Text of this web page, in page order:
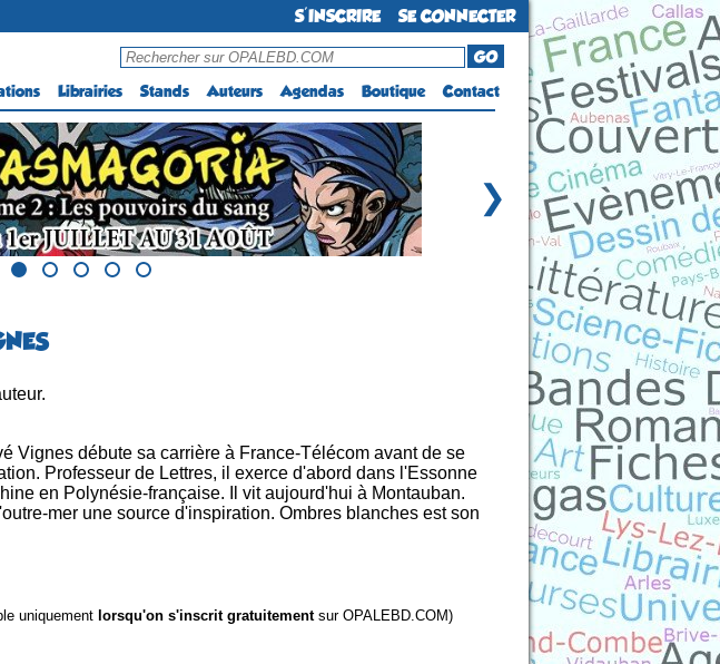
S'INSCRIRE
SE CONNECTER
GO
Librairies Stands Auteurs Agendas Boutique Contact
❯
Vignes débute sa carrière à France-Télécom avant de se
Professeur de Lettres, il exerce d'abord dans l'Essonne
en Polynésie-française. Il vit aujourd'hui à Montauban.
mer une source d'inspiration. Ombres blanches est son
uniquement lorsqu'on s'inscrit gratuitementsur OPALEBD.COM)